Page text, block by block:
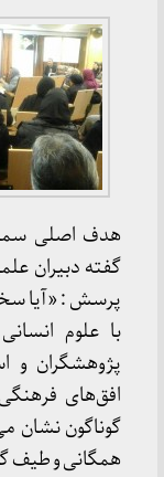
هدف اصلی
گفته دبیران
پرسش : «آیا
با علوم
پژوهشگران و
افق‌های
گوناگون
همگانی و طیف